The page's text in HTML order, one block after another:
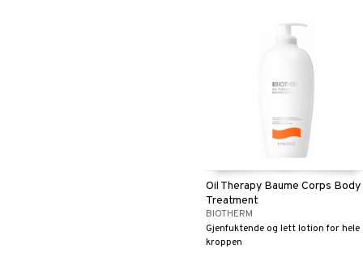
Oil Therapy Baume Corps Body
Treatment
BIOTHERM
Gjenfuktende og lett lotion for hele
kroppen